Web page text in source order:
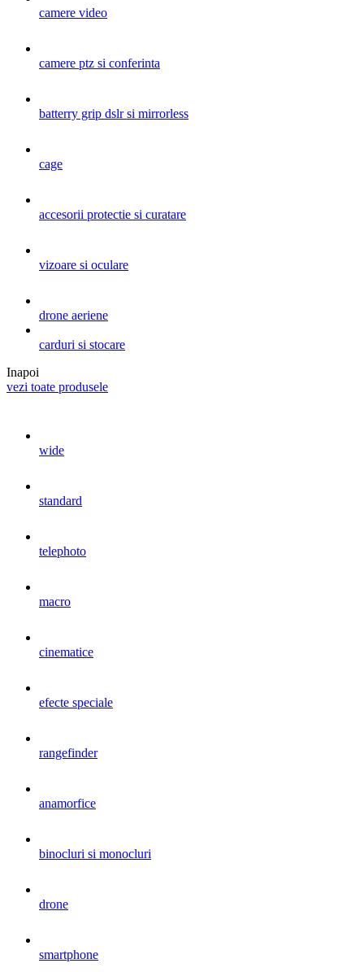
camere video
camere ptz si conferinta
batterry grip dslr si mirrorless
cage
accesorii protectie si curatare
vizoare si oculare
drone aeriene
carduri si stocare
Inapoi
vezi toate produsele
wide
standard
telephoto
macro
cinematice
efecte speciale
rangefinder
anamorfice
binocluri si monocluri
drone
smartphone